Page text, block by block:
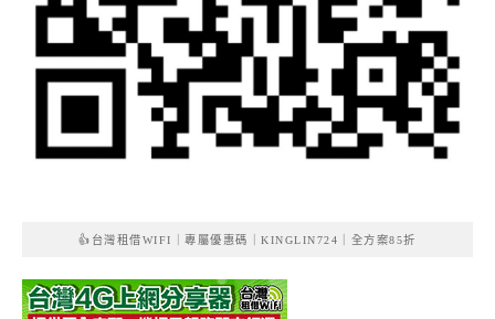
👍台灣租借WIFI｜專屬優惠碼｜KINGLIN724｜全方案85折